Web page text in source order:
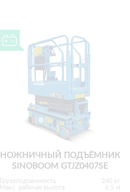
НОЖНИЧНЫЙ ПОДЪЁМНИК
SINOBOOM GTJZ0407SE
Грузоподъемность
240 кг
Макс. рабочая высота
6.5 м